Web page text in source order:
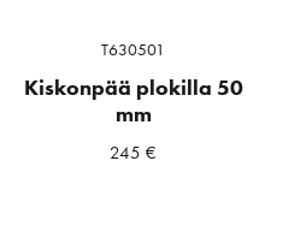
T630501
Kiskonpää plokilla 50
mm
245€